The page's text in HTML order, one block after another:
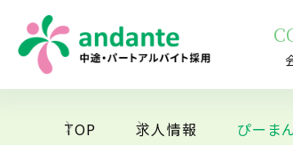
TOP 求人情報 ぴーま